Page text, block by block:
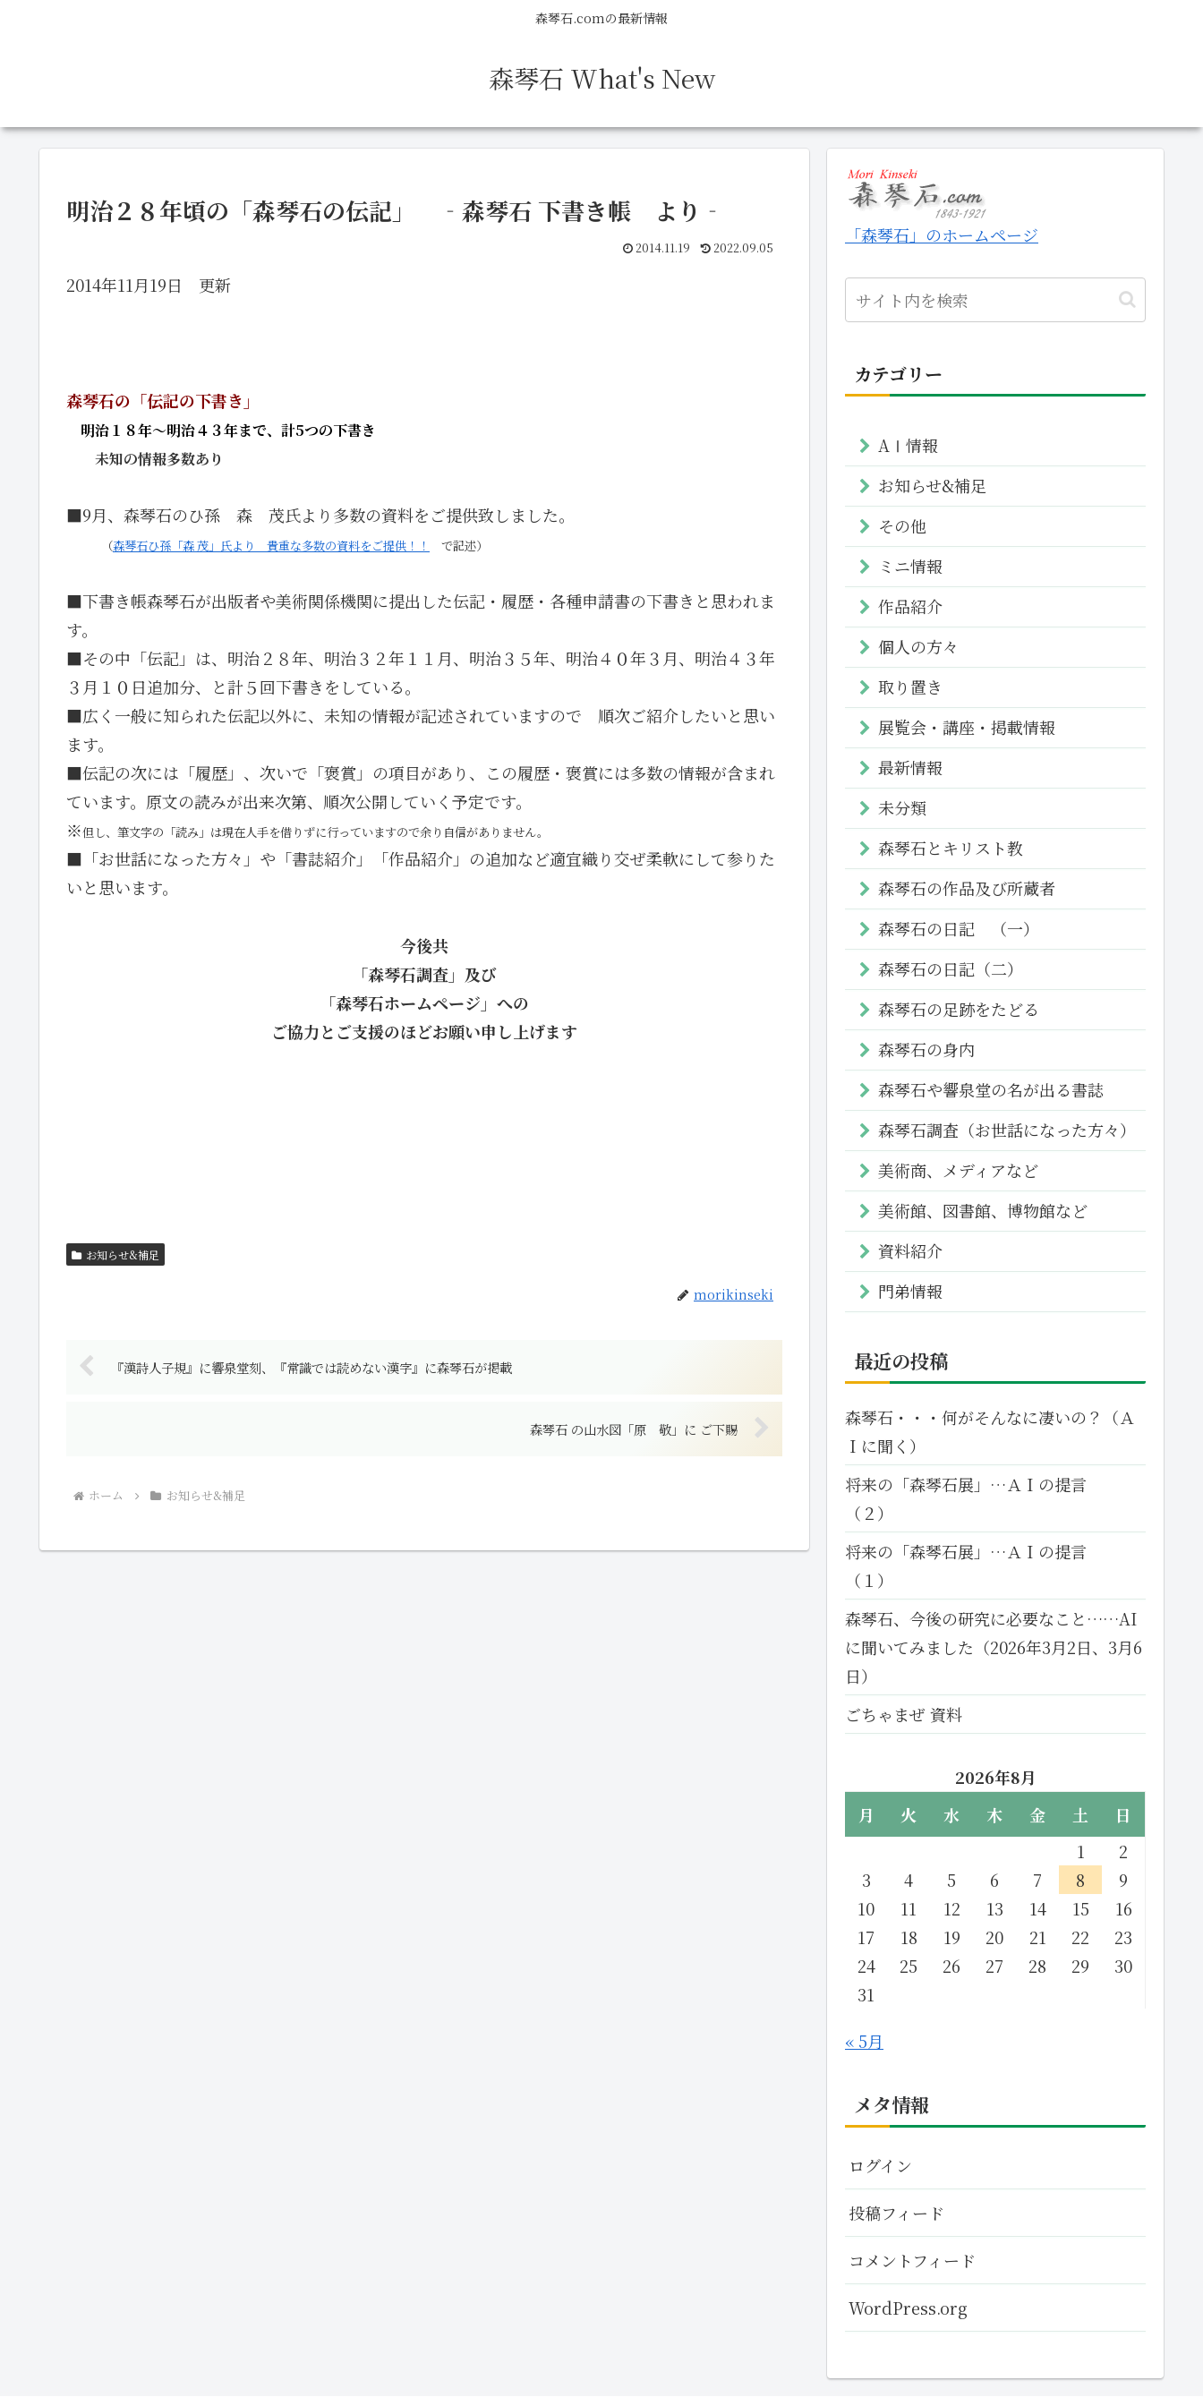
森琴石.comの最新情報
森琴石 What's New
明治２８年頃の「森琴石の伝記」 ‐森琴石 下書き帳 より‐
2014.11.19 2022.09.05
2014年11月19日 更新
森琴石の「伝記の下書き」
明治１８年～明治４３年まで、計5つの下書き
未知の情報多数あり
■9月、森琴石のひ孫 森 茂氏より多数の資料をご提供致しました。
（森琴石ひ孫「森 茂」氏より 貴重な多数の資料をご提供！！ で記述）
■下書き帳森琴石が出版者や美術関係機関に提出した伝記・履歴・各種申請書の下書きと思われま
す。
■その中「伝記」は、明治２８年、明治３２年１１月、明治３５年、明治４０年３月、明治４３年
３月１０日追加分、と計５回下書きをしている。
■広く一般に知られた伝記以外に、未知の情報が記述されていますので 順次ご紹介したいと思い
ます。
■伝記の次には「履歴」、次いで「褒賞」の項目があり、この履歴・褒賞には多数の情報が含まれ
ています。原文の読みが出来次第、順次公開していく予定です。
※但し、筆文字の「読み」は現在人手を借りずに行っていますので余り自信がありません。
■「お世話になった方々」や「書誌紹介」「作品紹介」の追加など適宜織り交ぜ柔軟にして参りた
いと思います。
今後共
「森琴石調査」及び
「森琴石ホームページ」への
ご協力とご支援のほどお願い申し上げます
お知らせ&補足
morikinseki
『漢詩人子規』に響泉堂刻、『常識では読めない漢字』に森琴石が掲載
森琴石 の山水図「原 敬」に ご下賜
ホーム お知らせ&補足
「森琴石」のホームページ
カテゴリー
AⅠ情報
お知らせ&補足
その他
ミニ情報
作品紹介
個人の方々
取り置き
展覧会・講座・掲載情報
最新情報
未分類
森琴石とキリスト教
森琴石の作品及び所蔵者
森琴石の日記 （一）
森琴石の日記（二）
森琴石の足跡をたどる
森琴石の身内
森琴石や響泉堂の名が出る書誌
森琴石調査（お世話になった方々）
美術商、メディアなど
美術館、図書館、博物館など
資料紹介
門弟情報
最近の投稿
森琴石・・・何がそんなに凄いの？（Ａ
Ｉに聞く）
将来の「森琴石展」…ＡＩの提言
（２）
将来の「森琴石展」…ＡＩの提言
（１）
森琴石、今後の研究に必要なこと……AI
に聞いてみました（2026年3月2日、3月6
日）
ごちゃまぜ 資料
2026年8月
月
火 水 木 金 土
日
1
2
3
4 5 6 7 8
9
10
11 12 13 14 15
16
17
18 19 20 21 22
23
24
25 26 27 28 29
30
31
« 5月
メタ情報
ログイン
投稿フィード
コメントフィード
WordPress.org